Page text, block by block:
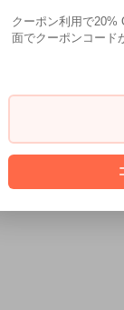
クーポン利用で20%
面でクーポンコード